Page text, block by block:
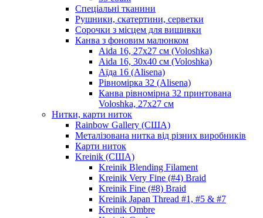
Спеціальні тканини
Рушники, скатертини, серветки
Сорочки з місцем для вишивки
Канва з фоновим малюнком
Aida 16, 27х27 см (Voloshka)
Aida 16, 30х40 см (Voloshka)
Аїда 16 (Alisena)
Рівномірка 32 (Alisena)
Канва рівномірна 32 принтована
Voloshka, 27х27 см
Нитки, карти ниток
Rainbow Gallery (США)
Металізована нитка від різних виробників
Карти ниток
Kreinik (США)
Kreinik Blending Filament
Kreinik Very Fine (#4) Braid
Kreinik Fine (#8) Braid
Kreinik Japan Thread #1, #5 & #7
Kreinik Ombre